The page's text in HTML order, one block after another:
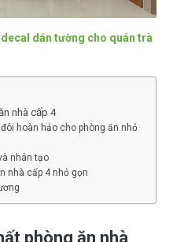
dán tường cho quán trà
nhà cấp 4
hoàn hảo cho phòng ăn nhỏ
nhân tạo
nhà cấp 4 nhỏ gọn
phòng ăn nhà